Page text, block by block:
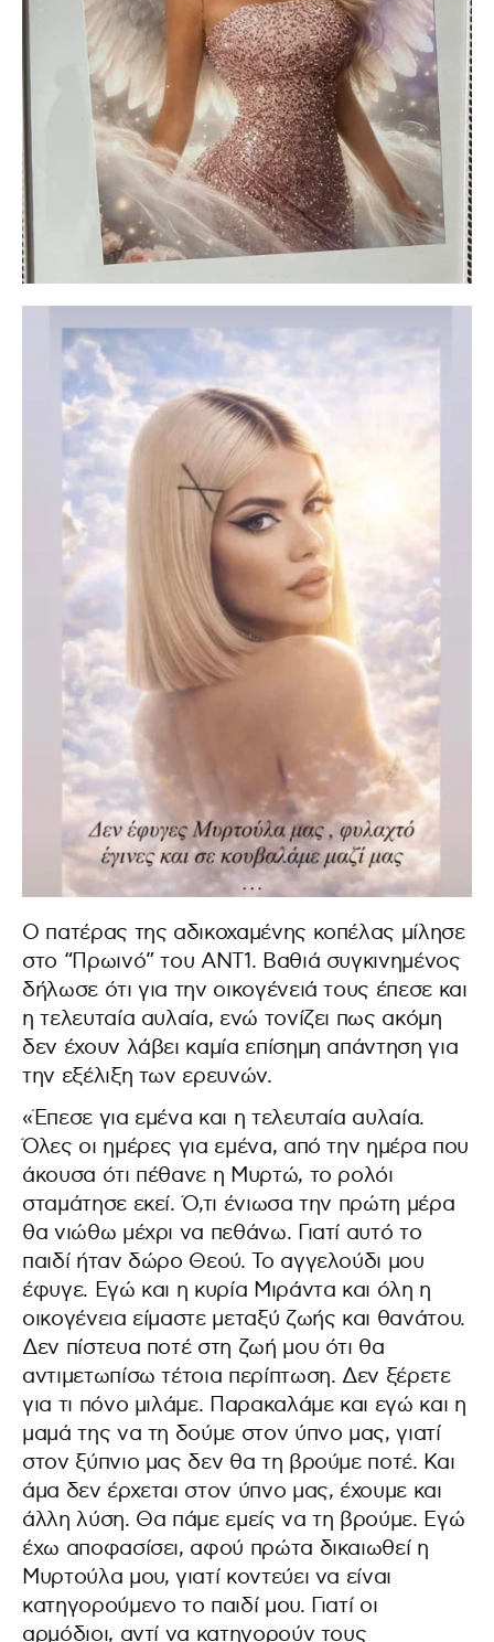
Ο πατέρας της αδικοχαμένης κοπέλας μίλησε
στο “Πρωινό” του ΑΝΤ1. Βαθιά συγκινημένος
δήλωσε ότι για την οικογένειά τους έπεσε και
η τελευταία αυλαία, ενώ τονίζει πως ακόμη
δεν έχουν λάβει καμία επίσημη απάντηση για
την εξέλιξη των ερευνών.
«Έπεσε για εμένα και η τελευταία αυλαία.
Όλες οι ημέρες για εμένα, από την ημέρα που
άκουσα ότι πέθανε η Μυρτώ, το ρολόι
σταμάτησε εκεί. Ό,τι ένιωσα την πρώτη μέρα
θα νιώθω μέχρι να πεθάνω. Γιατί αυτό το
παιδί ήταν δώρο Θεού. Το αγγελούδι μου
έφυγε. Εγώ και η κυρία Μιράντα και όλη η
οικογένεια είμαστε μεταξύ ζωής και θανάτου.
Δεν πίστευα ποτέ στη ζωή μου ότι θα
αντιμετωπίσω τέτοια περίπτωση. Δεν ξέρετε
για τι πόνο μιλάμε. Παρακαλάμε και εγώ και η
μαμά της να τη δούμε στον ύπνο μας, γιατί
στον ξύπνιο μας δεν θα τη βρούμε ποτέ. Και
άμα δεν έρχεται στον ύπνο μας, έχουμε και
άλλη λύση. Θα πάμε εμείς να τη βρούμε. Εγώ
έχω αποφασίσει, αφού πρώτα δικαιωθεί η
Μυρτούλα μου, γιατί κοντεύει να είναι
κατηγορούμενο το παιδί μου. Γιατί οι
αρμόδιοι, αντί να κατηγορούν τους